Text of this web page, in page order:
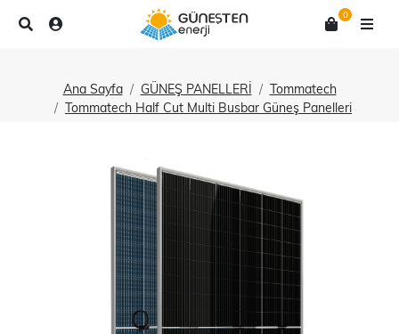
0
Ana Sayfa GÜNEŞ PANELLERİ
Tommatech
Tommatech Half Cut Multi Busbar Güneş Panelleri